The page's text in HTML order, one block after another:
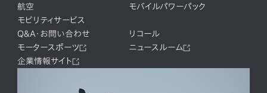
航空
モバイルパワーパック
モビリティサービス
Q&A・お問い合わせ
リコール
モータースポーツ
ニュースルーム
企業情報サイト